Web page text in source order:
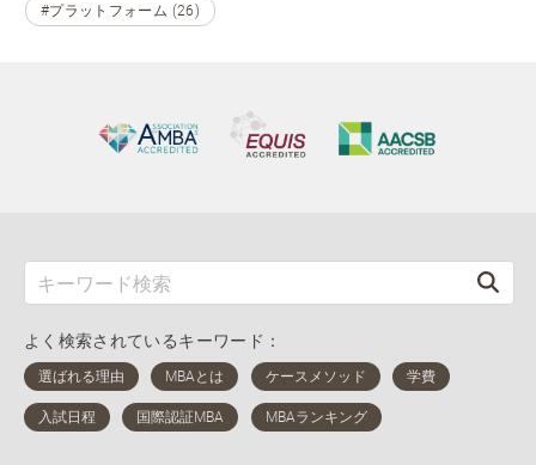
#プラットフォーム (26)
よく検索されているキーワード：